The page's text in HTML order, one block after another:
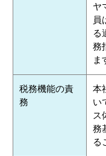
ヤ
員
る
務
ま
税務機能の責
務
本
い
ス
務
る